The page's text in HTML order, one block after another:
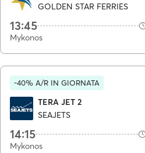
GOLDEN STAR FERRIES
13:45
Mykonos
-40% A/R IN GIORNATA
TERA JET 2
SEAJETS
14:15
Mykonos